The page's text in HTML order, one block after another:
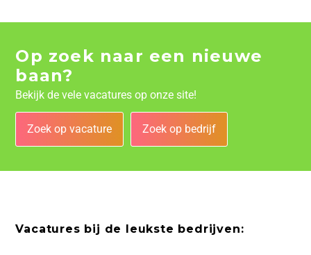
Op zoek naar een nieuwe
baan?
Bekijk de vele vacatures op onze site!
Zoek op vacature Zoek op bedrijf
Vacatures bij de leukste bedrijven: